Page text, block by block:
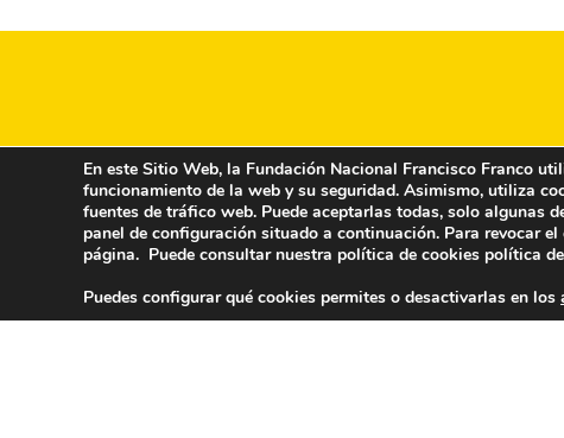
Nombre * E-mail *
En este Sitio Web, la Fundación Nacional Francisco Franco
funcionamiento de la web y su seguridad. Asimismo, utiliza
fuentes de tráfico web. Puede aceptarlas todas, solo algunas
panel de configuración situado a continuación. Para revocar
página. Puede consultar nuestra política de cookies política
Puedes configurar qué cookies permites o desactivarlas en los